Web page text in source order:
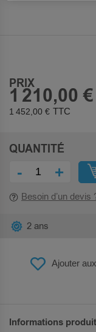
PRIX
1 210,00 €
1 452,00 €
QUANTITÉ
- +
Besoin d’un devis
Ajouter
2 ans
Informations